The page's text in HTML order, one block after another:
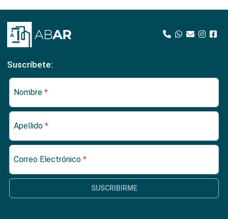
Suscríbete:
Nombre *
Apellido *
Correo Electrónico *
SUSCRIBIRME